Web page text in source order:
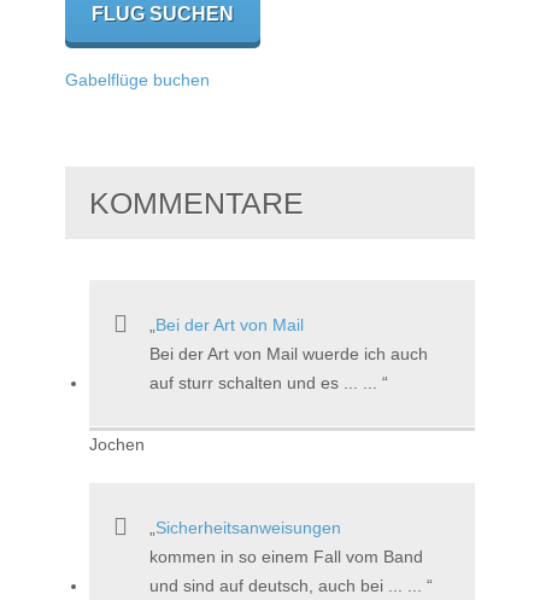
Gabelflüge buchen
KOMMENTARE
Bei der Art von Mail
Bei der Art von Mail wuerde ich auch
auf sturr schalten und es ... ...
Jochen
Sicherheitsanweisungen
kommen in so einem Fall vom Band
und sind auf deutsch, auch bei ... ...